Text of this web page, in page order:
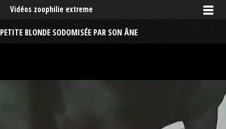
Vidéos zoophilie extreme
PETITE BLONDE SODOMISÉE PAR SON ÂNE